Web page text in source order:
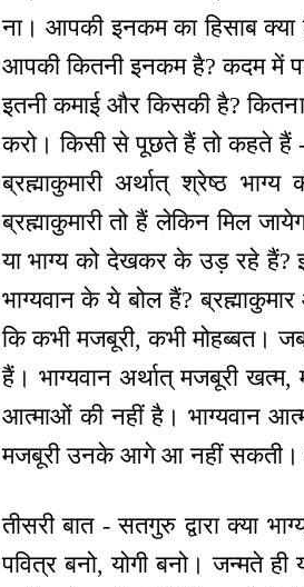
ना। आपकी इनकम का हिसाब क्या
आपकी कितनी इनकम है? कदम में
इतनी कमाई और किसकी है?
करो। किसी से पूछते हैं तो कहते हैं -
ब्रह्माकुमारी अर्थात् श्रेष्ठ
ब्रह्माकुमारी तो हैं लेकिन मिल
या भाग्य को देखकर के उड़ रहे हैं?
भाग्यवान के ये बोल हैं?
कि कभी मजबूरी, कभी मोहब्बत।
हैं। भाग्यवान अर्थात् मजबूरी
आत्माओं की नहीं है। भाग्यवान
मजबूरी उनके आगे आ नहीं सकती।
तीसरी बात - सतगुरु द्वारा क्या
पवित्र बनो, योगी बनो। जन्मते ही